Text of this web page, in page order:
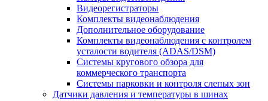
Видеорегистраторы
Комплекты видеонаблюдения
Дополнительное оборудование
Комплекты видеонаблюдения с контролем
усталости водителя (ADAS/DSM)
Системы кругового обзора для
коммерческого транспорта
Системы парковки и контроля слепых зон
Датчики давления и температуры в шинах